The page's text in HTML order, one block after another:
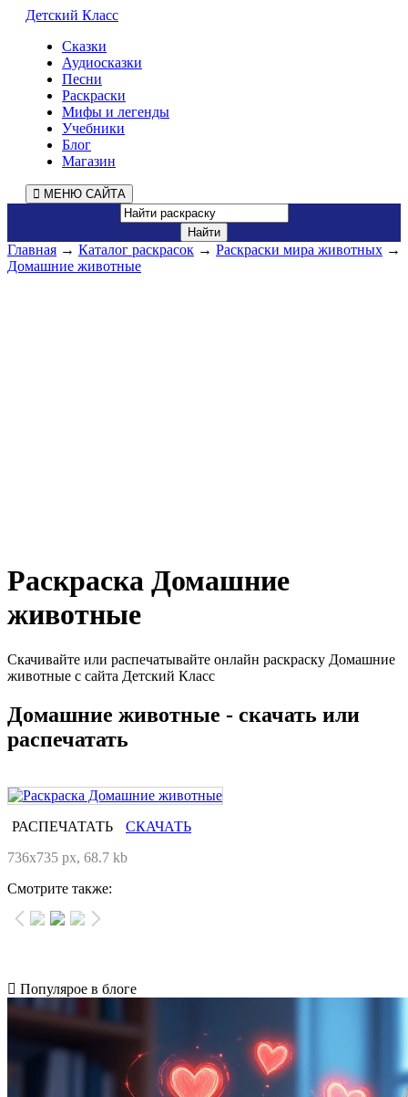
Детский Класс
Сказки
Аудиосказки
Песни
Раскраски
Мифы и легенды
Учебники
Блог
Магазин
МЕНЮ САЙТА
Главная → Каталог раскрасок → Раскраски мира животных →
Домашние животные
Раскраска Домашние
животные
Скачивайте или распечатывайте онлайн раскраску Домашние
животные с сайта Детский Класс
Домашние животные - скачать или
распечатать
РАСПЕЧАТАТЬ
СКАЧАТЬ
736x735 px, 68.7 kb
Смотрите также:
Популярое в блоге